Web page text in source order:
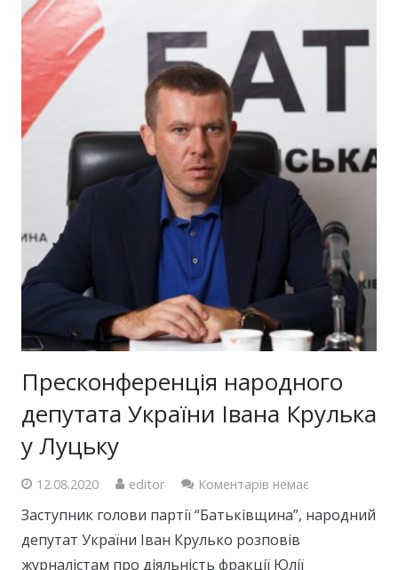
Пресконференція народного
депутата України Івана Крулька
у Луцьку
12.08.2020 editor Коментарів немає
Заступник голови партії “Батьківщина”, народний
депутат України Іван Крулько розповів
журналістам про діяльність фракції Юлії